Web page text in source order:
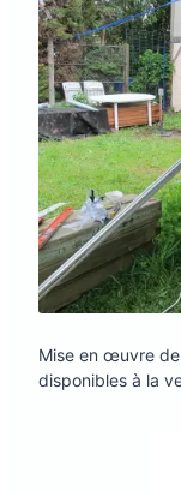
Mise en œuvre
disponibles à la